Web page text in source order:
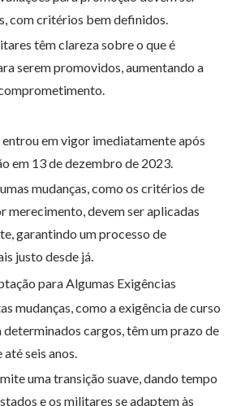
com critérios bem definidos.
têm clareza sobre o que é
serem promovidos, aumentando a
entrou em vigor imediatamente após
em 13 de dezembro de 2023.
mudanças, como os critérios de
merecimento, devem ser aplicadas
garantindo um processo de
justo desde já.
para Algumas Exigências
mudanças, como a exigência de curso
determinados cargos, têm um prazo de
seis anos.
uma transição suave, dando tempo
e os militares se adaptem às